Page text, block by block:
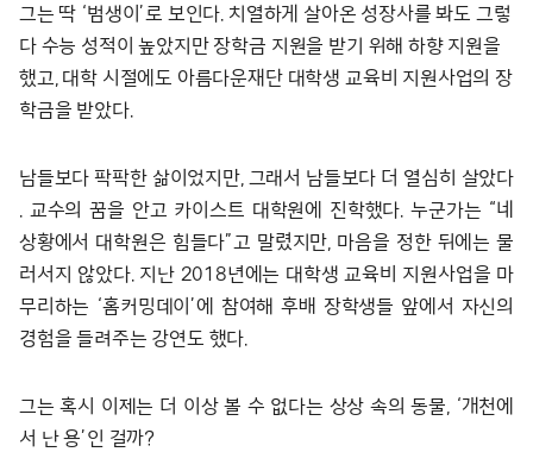
그는 딱 ‘범생이’로 보인다. 치열하게 살아온 성장사를 봐도 그렇
다 수능 성적이 높았지만 장학금 지원을 받기 위해 하향 지원을
했고, 대학 시절에도 아름다운재단 대학생 교육비 지원사업의 장
학금을 받았다.
남들보다 팍팍한 삶이었지만, 그래서 남들보다 더 열심히 살았다
. 교수의 꿈을 안고 카이스트 대학원에 진학했다. 누군가는 “네
상황에서 대학원은 힘들다”고 말렸지만, 마음을 정한 뒤에는 물
러서지 않았다. 지난 2018년에는 대학생 교육비 지원사업을 마
무리하는 ‘홈커밍데이’에 참여해 후배 장학생들 앞에서 자신의
경험을 들려주는 강연도 했다.
그는 혹시 이제는 더 이상 볼 수 없다는 상상 속의 동물, ‘개천에
서 난 용’인 걸까?